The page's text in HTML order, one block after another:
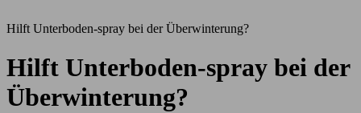
Hilft Unterboden-spray bei der Überwinterung?
Hilft Unterboden-spray bei der
Überwinterung?